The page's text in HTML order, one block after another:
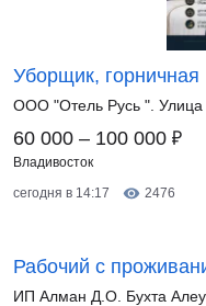
Уборщик, горничная
ООО "Отель Русь ". Улица
60 000 – 100 000 ₽
Владивосток
сегодня в 14:17
2476
Рабочий с
ИП Алман Д.О. Бухта